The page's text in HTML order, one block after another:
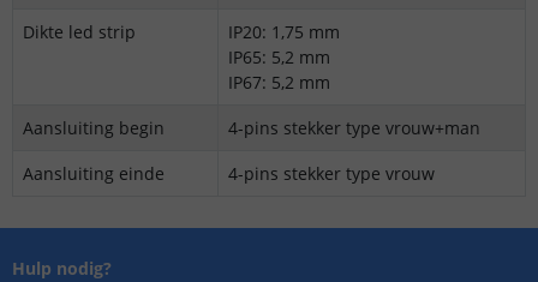
Dikte led strip
IP20: 1,75 mm
IP65: 5,2 mm
IP67: 5,2 mm
Aansluiting begin
4-pins stekker type vrouw+man
Aansluiting einde
4-pins stekker type vrouw
Hulp nodig?